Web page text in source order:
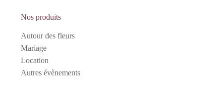
Nos produits
Autour des fleurs
Mariage
Location
Autres évènements